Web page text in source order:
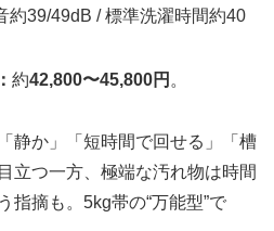
約39/49dB / 標準洗濯時間約40
約42,800〜45,800円 。
「静か」「短時間で回せる」「槽
立つ一方、極端な汚れ物は時間
指摘も。5kg帯の“万能型”で